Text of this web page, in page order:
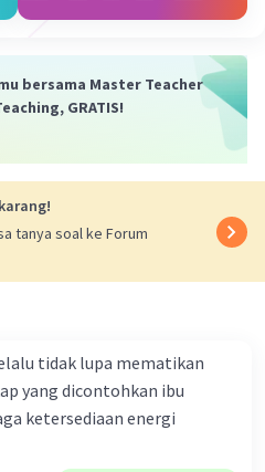
penggunaan
bersama Master Teacher
GRATIS!
tanya soal ke Forum
tidak lupa mematikan
yang dicontohkan ibu
ketersediaan energi